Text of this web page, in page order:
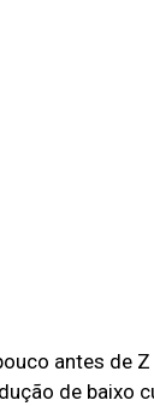
antes de
de baixo